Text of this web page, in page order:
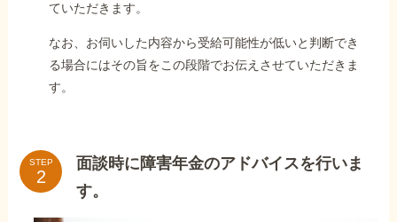
ていただきます。
なお、お伺いした内容から受給可能性が低いと判断でき
る場合にはその旨をこの段階でお伝えさせていただきま
す。
STEP
面談時に障害年金のアドバイスを行いま
す。